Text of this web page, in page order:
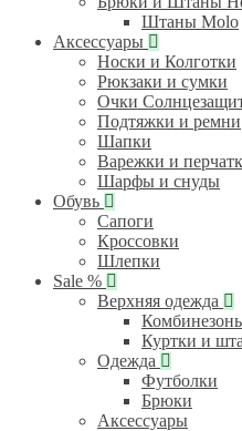
Штаны Molo
Аксессуары
Носки и Колготки
Рюкзаки и сумки
Очки
Подтяжки и ремни
Шапки
Варежки и
Шарфы и снуды
Обувь
Сапоги
Кроссовки
Шлепки
Sale %
Верхняя одежда
Куртки и
Одежда
Футболки
Брюки
Аксессуары